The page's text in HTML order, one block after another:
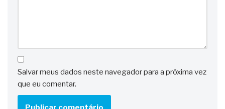
Salvar meus dados neste navegador para a próxima vez
que eu comentar.